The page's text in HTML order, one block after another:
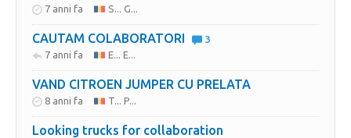
7 anni fa S... G...
CAUTAM COLABORATORI
3
7 anni fa
E... E...
VAND CITROEN JUMPER CU PRELATA
8 anni fa T... P...
Looking trucks for collaboration